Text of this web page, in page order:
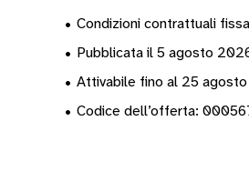
• Condizioni contrattuali
• Pubblicata il 5 agosto
• Attivabile fino al 25
• Codice dell’offerta: